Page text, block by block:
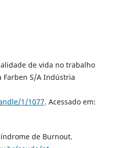
de vida no trabalho
Farben S/A Indústria
1/1077. Acessado em:
de Burnout.